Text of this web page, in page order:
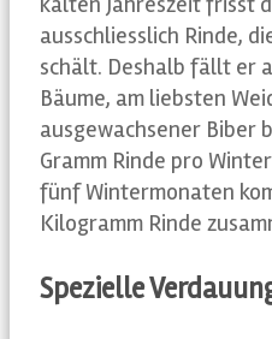
ausschliesslich Rinde,
schält. Deshalb fällt er
Bäume, am liebsten
ausgewachsener Biber
Gramm Rinde pro
fünf Wintermonaten
Kilogramm Rinde
Spezielle